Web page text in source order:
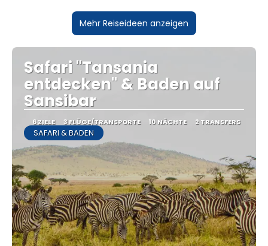
Mehr Reiseideen anzeigen
Safari "Tansania
entdecken" & Baden auf
Sansibar
6 ZIELE 3 FLÜGE/TRANSPORTE 10 NÄCHTE 2 TRANSFERS
SAFARI & BADEN